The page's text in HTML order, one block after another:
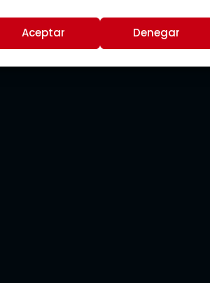
Aceptar Denegar